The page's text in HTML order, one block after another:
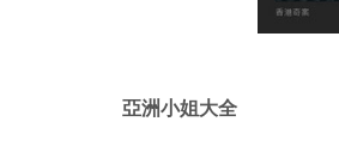
亞洲小姐大全